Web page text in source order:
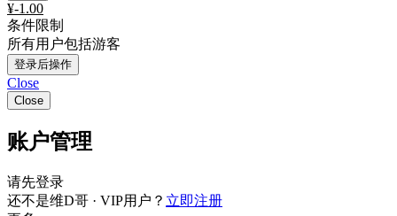
¥-1.00
条件限制
所有用户包括游客
登录后操作
Close
Close
账户管理
请先登录
还不是维D哥 · VIP用户？ 立即注册